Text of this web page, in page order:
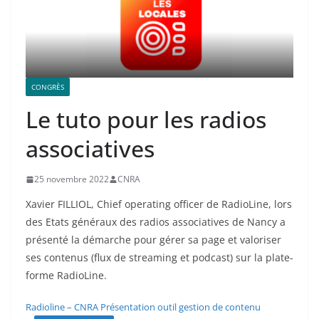
CONGRÈS
Le tuto pour les radios
associatives
25 novembre 2022 CNRA
Xavier FILLIOL, Chief operating officer de RadioLine, lors
des Etats généraux des radios associatives de Nancy a
présenté la démarche pour gérer sa page et valoriser
ses contenus (flux de streaming et podcast) sur la plate-
forme RadioLine.
Radioline – CNRA Présentation outil gestion de contenu